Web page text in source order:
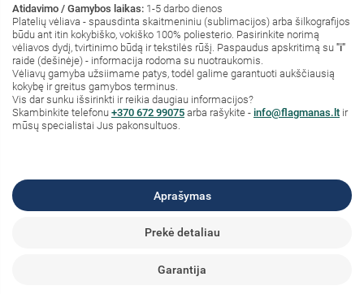
Atidavimo / Gamybos laikas: 1-5 darbo dienos
Platelių vėliava - spausdinta skaitmeniniu (sublimacijos) arba šilkografijos
būdu ant itin kokybiško, vokiško 100% poliesterio. Pasirinkite norimą
vėliavos dydį, tvirtinimo būdą ir tekstilės rūšį. Paspaudus apskritimą su "i"
raide (dešinėje) - informacija rodoma su nuotraukomis.
Vėliavų gamyba užsiimame patys, todėl galime garantuoti aukščiausią
kokybę ir greitus gamybos terminus.
Vis dar sunku išsirinkti ir reikia daugiau informacijos?
Skambinkite telefonu +370 672 99075 arba rašykite - info@flagmanas.lt ir
mūsų specialistai Jus pakonsultuos.
Aprašymas
Prekė detaliau
Garantija